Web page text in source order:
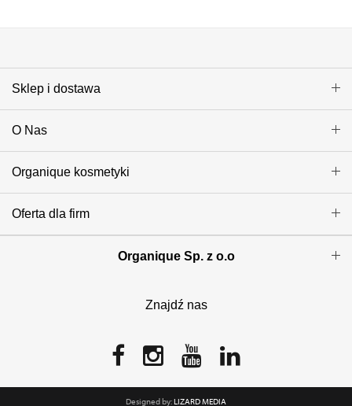
Sklep i dostawa
O Nas
Organique kosmetyki
Oferta dla firm
Organique Sp. z o.o
Znajdź nas
Designed by:LIZARD MEDIA